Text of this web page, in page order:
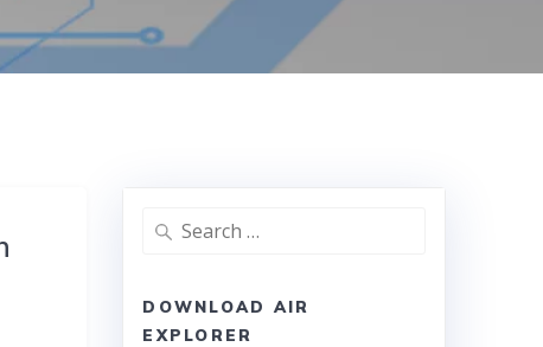
DOWNLOAD AIR
EXPLORER